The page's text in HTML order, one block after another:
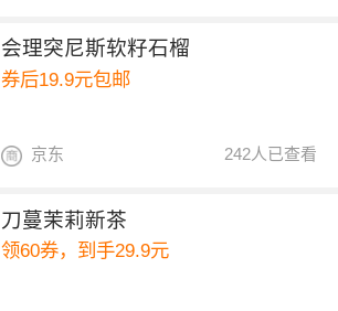
会理突尼斯软籽石榴
券后19.9元包邮
242人已查看
京东
刀蔓茉莉新茶
领60券，到手29.9元